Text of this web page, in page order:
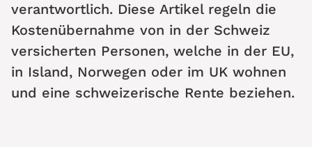
verantwortlich. Diese Artikel regeln die
Kostenübernahme von in der Schweiz
versicherten Personen, welche in der EU,
in Island, Norwegen oder im UK wohnen
und eine schweizerische Rente beziehen.